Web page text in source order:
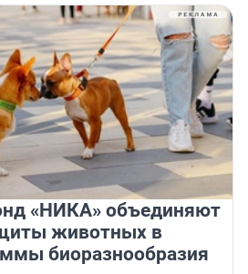
«НИКА» объединяют
животных в
биоразнообразия